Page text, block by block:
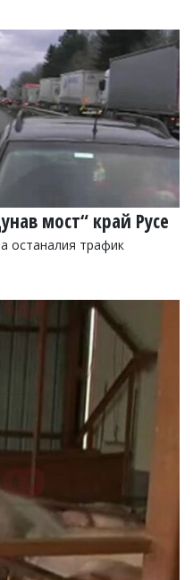
мост“ край Русе
останалия трафик